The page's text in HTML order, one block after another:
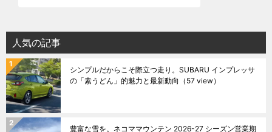
人気の記事
シンプルだからこそ際立つ走り。SUBARU インプレッサ
の「素うどん」的魅力と最新動向 （57 view）
豊富な雪を。ネコママウンテン 2026-27 シーズン営業期